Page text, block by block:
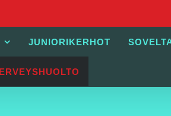
JUNIORIKERHOT